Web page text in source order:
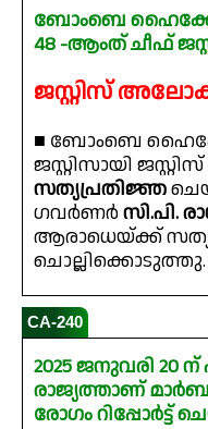
ബോംബെ
48 -ആംത് ചീഫ്
ജസ്റ്റിസ്
■ ബോംബെ
ജസ്റ്റിസായി ജസ്റ്റിസ്
സത്യപ്രതിജ്ഞ
ഗവർണർസി.പി.
ആരാധെയ്ക്ക്
ചൊല്ലിക്കൊടുത്തു.
CA-240
2025 ജനുവരി 20
രാജ്യത്താണ്
രോഗം റിപ്പോർട്ട്